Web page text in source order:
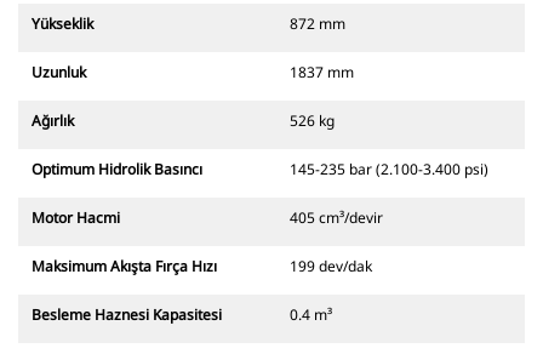
Yükseklik 872 mm
Uzunluk 1837 mm
Ağırlık 526 kg
Optimum Hidrolik Basıncı 145-235 bar (2.100-3.400 psi)
Motor Hacmi 405 cm³/devir
Maksimum Akışta Fırça Hızı 199 dev/dak
Besleme Haznesi Kapasitesi 0.4 m³